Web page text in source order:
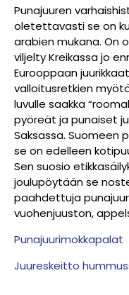
Punajuuren
oletettavasti se on
arabien mukana. On
viljelty Kreikassa jo
Eurooppaan
valloitusretkien
luvulle saakka
pyöreät ja punaiset
Saksassa. Suomeen
se on edelleen
Sen suosio
joulupöytään se
paahdettuja
vuohenjuuston,
Punajuurimokkapalat
Juureskeitto